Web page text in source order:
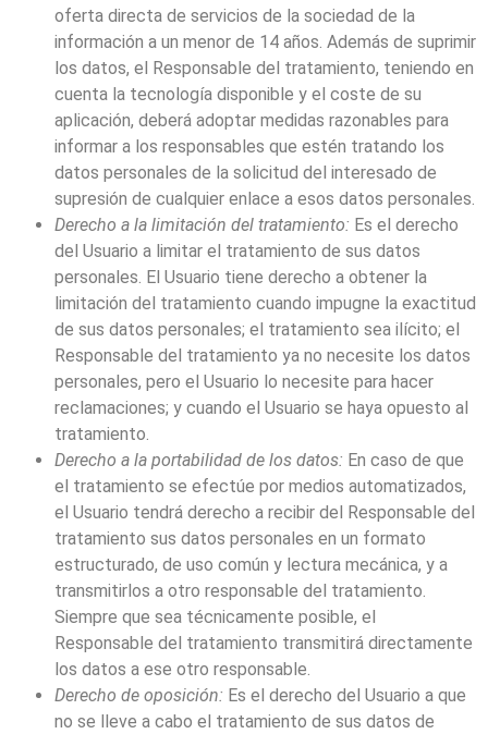
oferta directa de servicios de la sociedad de la
información a un menor de 14 años. Además de suprimir
los datos, el Responsable del tratamiento, teniendo en
cuenta la tecnología disponible y el coste de su
aplicación, deberá adoptar medidas razonables para
informar a los responsables que estén tratando los
datos personales de la solicitud del interesado de
supresión de cualquier enlace a esos datos personales.
Derecho a la limitación del tratamiento: Es el derecho
del Usuario a limitar el tratamiento de sus datos
personales. El Usuario tiene derecho a obtener la
limitación del tratamiento cuando impugne la exactitud
de sus datos personales; el tratamiento sea ilícito; el
Responsable del tratamiento ya no necesite los datos
personales, pero el Usuario lo necesite para hacer
reclamaciones; y cuando el Usuario se haya opuesto al
tratamiento.
Derecho a la portabilidad de los datos: En caso de que
el tratamiento se efectúe por medios automatizados,
el Usuario tendrá derecho a recibir del Responsable del
tratamiento sus datos personales en un formato
estructurado, de uso común y lectura mecánica, y a
transmitirlos a otro responsable del tratamiento.
Siempre que sea técnicamente posible, el
Responsable del tratamiento transmitirá directamente
los datos a ese otro responsable.
Derecho de oposición: Es el derecho del Usuario a que
no se lleve a cabo el tratamiento de sus datos de